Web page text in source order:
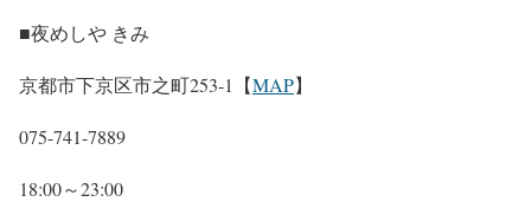
■夜めしや きみ
京都市下京区市之町253-1【MAP】
075-741-7889
18:00～23:00